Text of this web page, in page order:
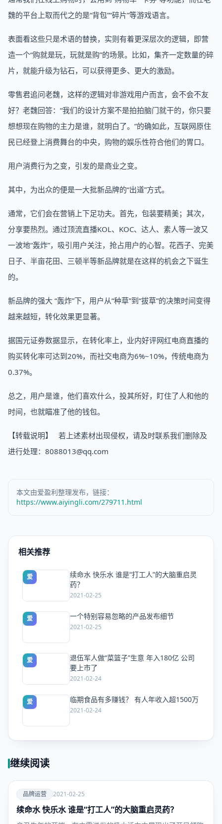
魏的平台上取而代之的是“背包”“碎片”等游戏语言。
表面看这些只是术语的替换，实则有着更深层次的逻辑，即营
造一个“购就是玩，玩就是购”的场景。比如，集齐一定数量的碎
片，就能升级为钻石，可以获得更多、更大的激励。
零售君追问老魏，这样的逻辑对非游戏用户而言，会不会不友
好？老魏回答：“我们的设计方案不是拍拍脑门就干的，你只要
想想现在购物的主力是谁，就明白了。”的确如此，互联网原住
民已经登上消费舞台的中央，购物的娱乐性符合他们的胃口。
用户消费行为之变，引发的是商业之变。
其中，为出众的便是一大批新品牌的“出道”方式。
通常，它们会在营销上下足功夫。首先，包装要精美；其次，
分享要热烈。通过顶流直播KOL、KOC、达人、素人等一波又
一波地“轰炸”，吸引用户关注，抢占用户的心智。花西子、完美
日子、半亩花田、三顿半等新品牌就是在这样的机会之下诞生
的。
新品牌的强大 “轰炸”下，用户从“种草”到“拔草”的决策时间变得
越来越短，转化效果更显著。
据国元证券数据显示，在转化率上，业内好评网红电商直播的
购买转化率可达到20%，而社交电商为6%~10%，传统电商为
0.37%。
总之，用户是谁，他们喜欢什么，投其所好，盯住了人和他的
时间，也就瞄准了他的钱包。
【转载说明】 若上述素材出现侵权，请及时联系我们删除及
进行处理：8088013@qq.com
本文由爱盈利整理发布，链接：
https://www.aiyingli.com/279711.html
相关推荐
爱
续命水 快乐水 谁是“打工人”的大脑重启灵
药？
2021-02-25
爱 一个特别容易忽略的产品发布细节
2021-02-25
爱
退伍军人做“菜篮子”生意 年入180亿 公司
要上市了
2021-02-24
爱 临期食品有多赚钱？ 有人年收入超1500万
2021-02-24
继续阅读
爱
品牌运
营
品牌运营 2021-02-25
续命水 快乐水 谁是“打工人”的大脑重启灵药？